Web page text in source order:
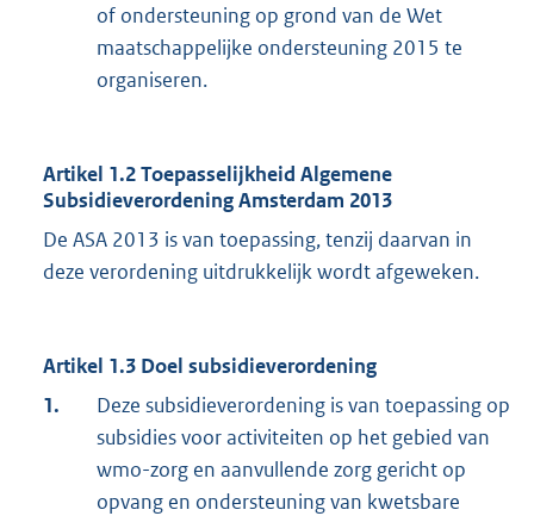
of ondersteuning op grond van de Wet
maatschappelijke ondersteuning 2015 te
organiseren.
Artikel 1.2 Toepasselijkheid Algemene
Subsidieverordening Amsterdam 2013
De ASA 2013 is van toepassing, tenzij daarvan in
deze verordening uitdrukkelijk wordt afgeweken.
Artikel 1.3 Doel subsidieverordening
1.
Deze subsidieverordening is van toepassing op
subsidies voor activiteiten op het gebied van
wmo-zorg en aanvullende zorg gericht op
opvang en ondersteuning van kwetsbare